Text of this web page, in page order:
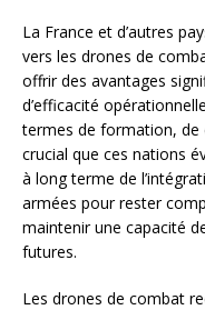
La France et d’autres
vers les drones de
offrir des avantages
d’efficacité
termes de formation, de
crucial que ces nations
à long terme de
armées pour rester
maintenir une capacité
futures.
Les drones de combat